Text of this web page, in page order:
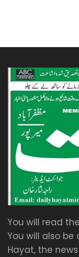
You will read
You will also
Hayat, the